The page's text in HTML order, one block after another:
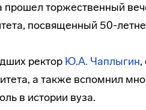
прошел торжественный
посвященный 50-
ректор Ю.А. Чаплыгин,
а также вспомнил
в истории вуза.